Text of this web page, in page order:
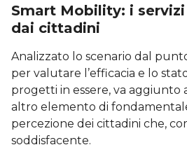
Smart Mobility: i
dai cittadini
Analizzato lo scenario dal
per valutare l’efficacia e lo
progetti in essere, va aggiunto
altro elemento di
percezione dei cittadini che,
soddisfacente.